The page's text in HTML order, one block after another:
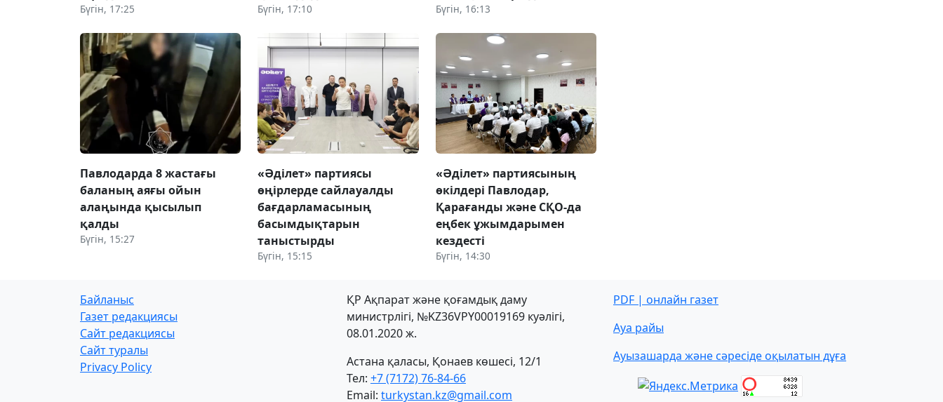
Бүгін, 17:25 Бүгін, 17:10 Бүгін, 16:13
Павлодарда 8 жастағы
баланың аяғы ойын
алаңында қысылып
қалды
Бүгін, 15:27
«Әділет» партиясы
өңірлерде сайлауалды
бағдарламасының
басымдықтарын
таныстырды
Бүгін, 15:15
«Әділет» партиясының
өкілдері Павлодар,
Қарағанды және СҚО-да
еңбек ұжымдарымен
кездесті
Бүгін, 14:30
Байланыс
Газет редакциясы
Сайт редакциясы
Сайт туралы
Privacy Policy
ҚР Ақпарат және қоғамдық даму
министрлігі, №KZ36VPY00019169 куәлігі,
08.01.2020 ж.
Астана қаласы, Қонаев көшесі, 12/1
Тел: +7 (7172) 76-84-66
Email: turkystan.kz@gmail.com
PDF | онлайн газет
Ауа райы
Ауызашарда және сәресіде оқылатын дұға